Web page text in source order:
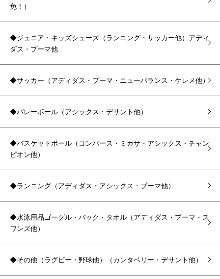
免！）
◆ジュニア・キッズシューズ（ランニング・サッカー他）アディ
ダス・プーマ他
◆サッカー（アディダス・プーマ・ニューバランス・ケレメ他）
◆バレーボール（アシックス・デサント他）
◆バスケットボール（コンバース・ミカサ・アシックス・チャン
ピオン他）
◆ランニング（アディダス・アシックス・プーマ他）
◆水泳用品ゴーグル・バック・タオル（アディダス・プーマ・ス
ワンズ他）
◆その他（ラグビー・野球他）（カンタベリー・デサント他）